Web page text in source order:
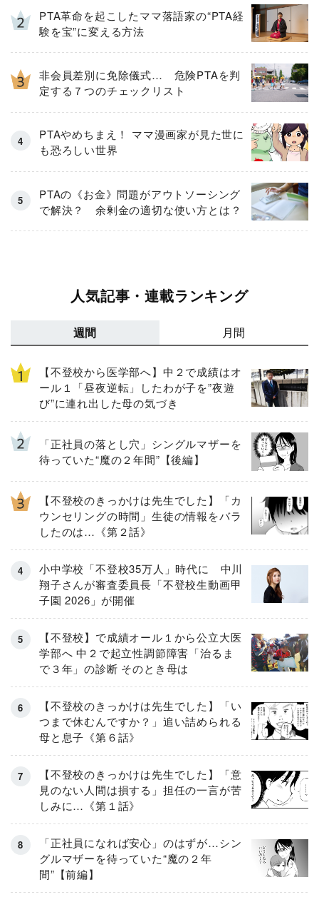
PTA革命を起こしたママ落語家の“PTA経
験を宝”に変える方法
非会員差別に免除儀式… 危険PTAを判
定する７つのチェックリスト
PTAやめちまえ！ ママ漫画家が見た世に
も恐ろしい世界
PTAの《お金》問題がアウトソーシング
で解決？ 余剰金の適切な使い方とは？
人気記事・連載ランキング
週間 月間
【不登校から医学部へ】中２で成績はオ
ール１「昼夜逆転」したわが子を”夜遊
び”に連れ出した母の気づき
「正社員の落とし穴」シングルマザーを
待っていた“魔の２年間”【後編】
【不登校のきっかけは先生でした】「カ
ウンセリングの時間」生徒の情報をバラ
したのは…《第２話》
小中学校「不登校35万人」時代に 中川
翔子さんが審査委員長「不登校生動画甲
子園 2026」が開催
【不登校】で成績オール１から公立大医
学部へ 中２で起立性調節障害「治るま
で３年」の診断 そのとき母は
【不登校のきっかけは先生でした】「い
つまで休むんですか？」追い詰められる
母と息子《第６話》
【不登校のきっかけは先生でした】「意
見のない人間は損する」担任の一言が苦
しみに…《第１話》
「正社員になれば安心」のはずが…シン
グルマザーを待っていた“魔の２年
間”【前編】